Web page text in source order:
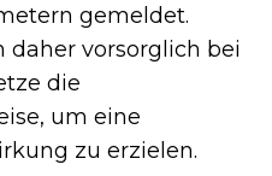
gemeldet.
daher vorsorglich bei
die
um eine
zu erzielen.